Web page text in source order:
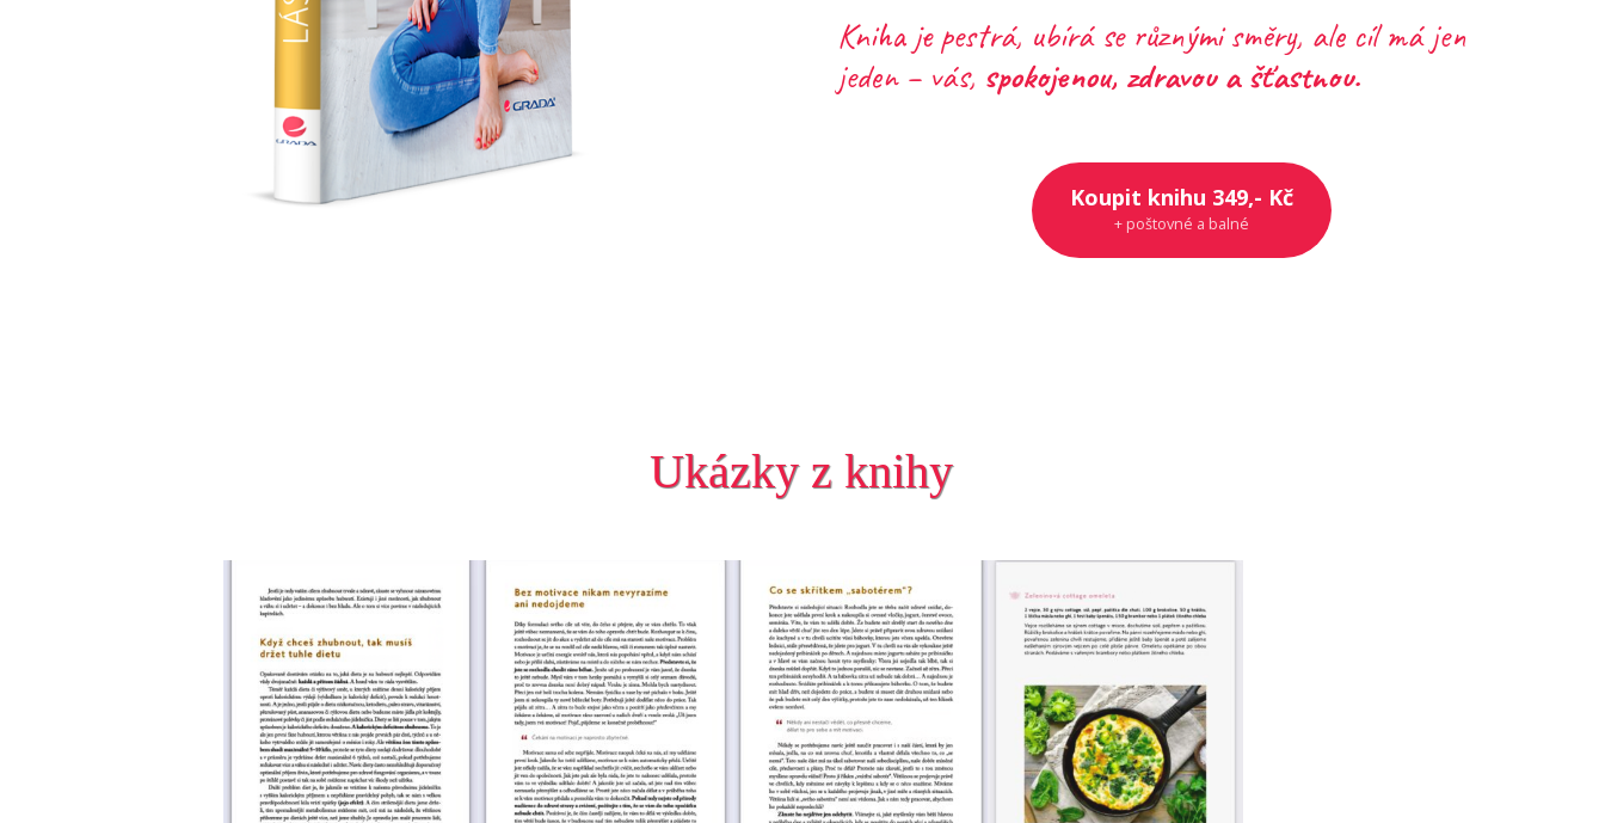
Kniha je pestrá, ubírá se různými směry, ale cíl má jen
jeden – vás, spokojenou, zdravou a šťastnou.
Koupit knihu 349,- Kč
+ poštovné a balné
Ukázky z knihy